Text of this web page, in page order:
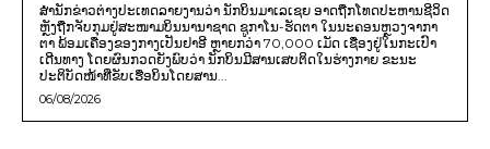
ສຳນັກຂ່າວຕ່າງປະເທດລາຍງານວ່າ ນັກບິນມາເລເຊຍ ອາດຖືກໂທດປະຫານຊີວິດ
ຫຼັງຖືກຈັບກຸມຢູ່ສະໜາມບິນນານາຊາດ ຊູກາໂນ-ຮັດຕາ ໃນນະຄອນຫຼວງຈາກາ
ຕາ ພ້ອມເຄື່ອງຂອງກາງເປັນຢາອີ ຫຼາຍກວ່າ 70,000 ເມັດ ເຊື່ອງຢູ່ໃນກະເປົາ
ເດີນທາງ ໂດຍຜົນກວດຍັງພົບວ່າ ນັກບິນມີສານເສບຕິດໃນຮ່າງກາຍ ຂະນະ
ປະຕິບັດໜ້າທີ່ຂັບເຮືອບິນໂດຍສານ...
06/08/2026